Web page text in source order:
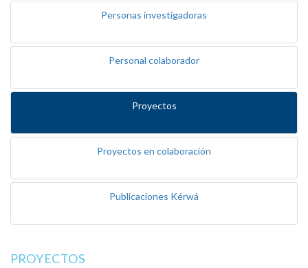
Personas investigadoras
Personal colaborador
Proyectos
Proyectos en colaboración
Publicaciones Kérwá
PROYECTOS